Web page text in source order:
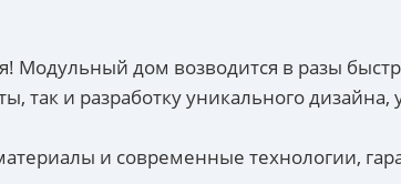
Модульный дом возводится в разы
и разработку уникального
и современные технологии,